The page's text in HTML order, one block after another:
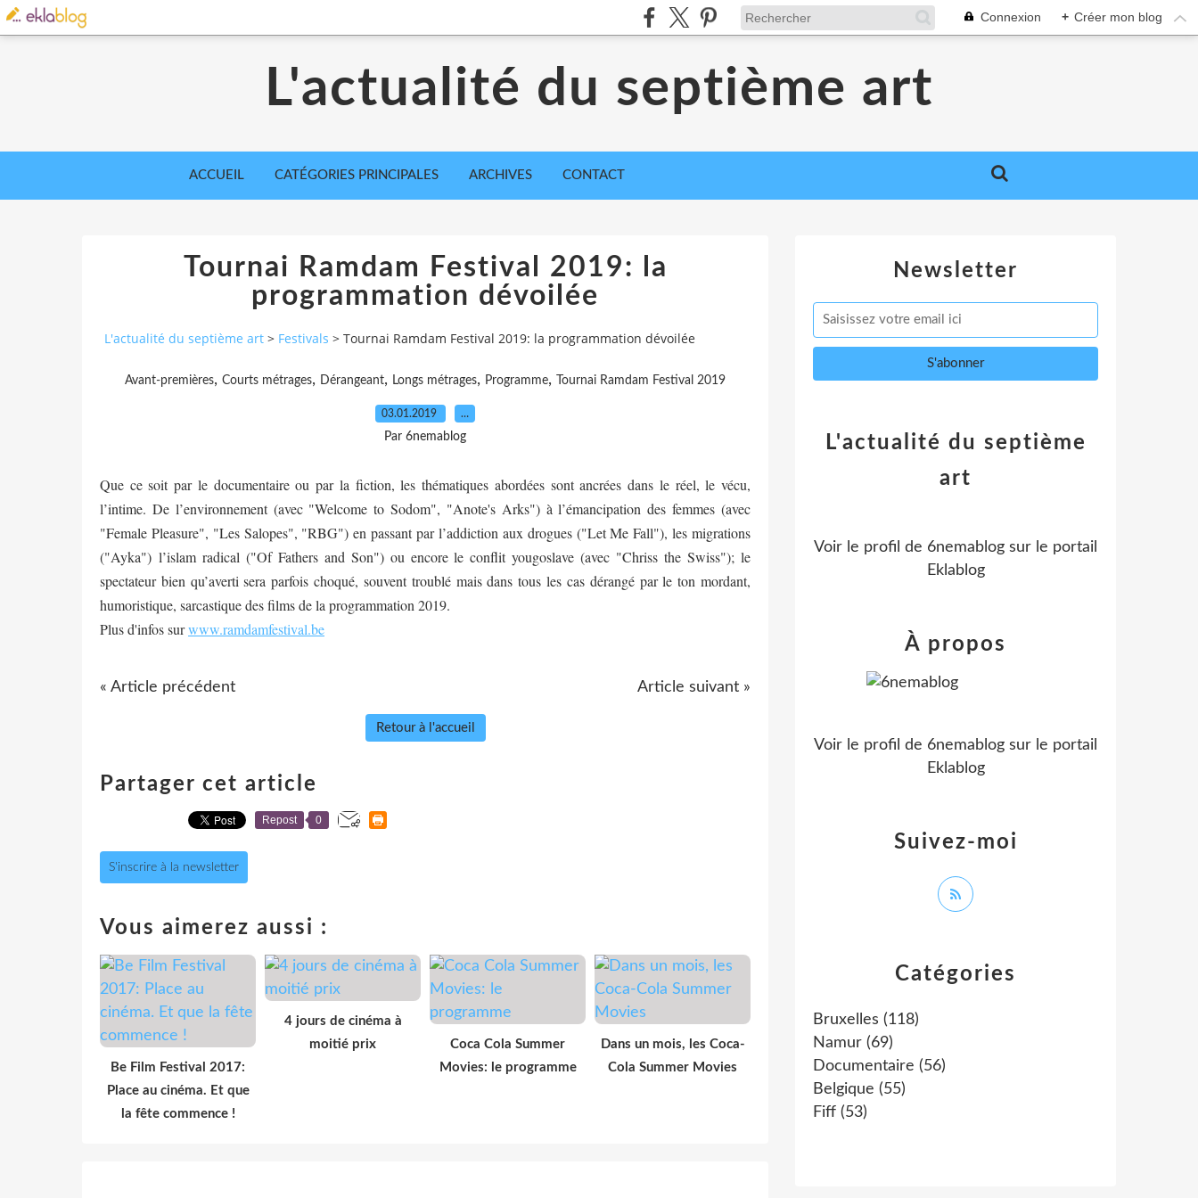
Connexion + Créer mon blog
L'actualité du septième art
ACCUEIL CATÉGORIES PRINCIPALES ARCHIVES CONTACT
Tournai Ramdam Festival 2019: la
programmation dévoilée
L'actualité du septième art > Festivals > Tournai Ramdam Festival 2019: la programmation dévoilée
Avant-premières, Courts métrages, Dérangeant, Longs métrages, Programme, Tournai Ramdam Festival 2019
03.01.2019 …
Par 6nemablog
Que ce soit par le documentaire ou par la fiction, les thématiques abordées sont ancrées dans le réel, le vécu,
l’intime. De l’environnement (avec "Welcome to Sodom", "Anote's Arks") à l’émancipation des femmes (avec
"Female Pleasure", "Les Salopes", "RBG") en passant par l’addiction aux drogues ("Let Me Fall"), les migrations
("Ayka") l’islam radical ("Of Fathers and Son") ou encore le conflit yougoslave (avec "Chriss the Swiss"); le
spectateur bien qu’averti sera parfois choqué, souvent troublé mais dans tous les cas dérangé par le ton mordant,
humoristique, sarcastique des films de la programmation 2019.
Plus d'infos surwww.ramdamfestival.be
« Article précédent Article suivant »
Retour à l'accueil
Partager cet article
Repost 0
S'inscrire à la newsletter
Vous aimerez aussi :
Be Film Festival 2017:
Place au cinéma. Et que
la fête commence !
4 jours de cinéma à
moitié prix
Coca Cola Summer
Movies: le programme
Dans un mois, les Coca-
Cola Summer Movies
Newsletter
Catégories
Bruxelles (118)
Namur (69)
Documentaire (56)
Belgique (55)
Fiff (53)
L'actualité du septième
art
Voir le profil de 6nemablog sur le portail
Eklablog
Suivez-moi
À propos
Voir le profil de 6nemablog sur le portail
Eklablog